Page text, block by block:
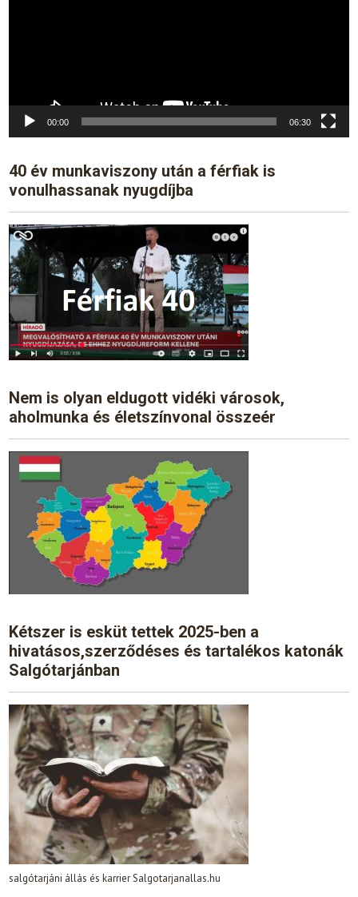
00:00 06:30
40 év munkaviszony után a férfiak is
vonulhassanak nyugdíjba
Nem is olyan eldugott vidéki városok,
aholmunka és életszínvonal összeér
Kétszer is esküt tettek 2025-ben a
hivatásos,szerződéses és tartalékos katonák
Salgótarjánban
salgótarjáni állás és karrier Salgotarjanallas.hu